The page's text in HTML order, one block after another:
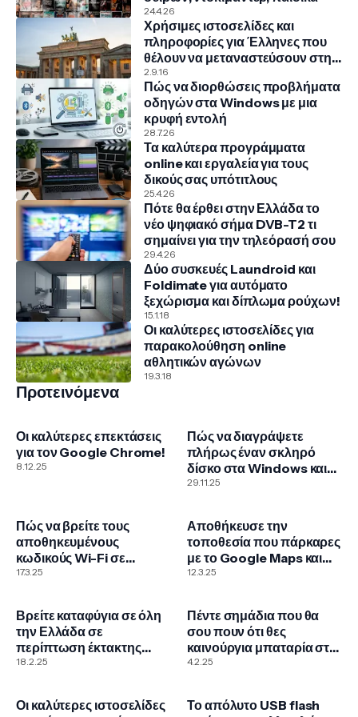
24.4.26
Χρήσιμες ιστοσελίδες και
πληροφορίες για Έλληνες που
θέλουν να μεταναστεύσουν στην
Γερμανία
2.9.16
Πώς να διορθώσεις προβλήματα
οδηγών στα Windows με μια
κρυφή εντολή
28.7.26
Τα καλύτερα προγράμματα
online και εργαλεία για τους
δικούς σας υπότιτλους
25.4.26
Πότε θα έρθει στην Ελλάδα το
νέο ψηφιακό σήμα DVB-T2 τι
σημαίνει για την τηλεόρασή σου
29.4.26
Δύο συσκευές Laundroid και
Foldimate για αυτόματο
ξεχώρισμα και δίπλωμα ρούχων!
15.1.18
Οι καλύτερες ιστοσελίδες για
παρακολούθηση online
αθλητικών αγώνων
19.3.18
Προτεινόμενα
Οι καλύτερες επεκτάσεις
για τον Google Chrome!
8.12.25
Πώς να διαγράψετε
πλήρως έναν σκληρό
δίσκο στα Windows και
με το εργαλείο DBAN
29.11.25
Πώς να βρείτε τους
αποθηκευμένους
κωδικούς Wi-Fi σε
Windows και Mac
17.3.25
Αποθήκευσε την
τοποθεσία που πάρκαρες
με το Google Maps και
βρες το αυτοκίνητο σου
12.3.25
Βρείτε καταφύγια σε όλη
την Ελλάδα σε
περίπτωση έκτακτης
ανάγκης
18.2.25
Πέντε σημάδια που θα
σου πουν ότι θες
καινούργια μπαταρία στο
κινητό
4.2.25
Οι καλύτερες ιστοσελίδες
Το απόλυτο USB flash